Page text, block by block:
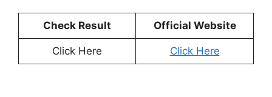
Check Result Official Website
Click Here Click Here